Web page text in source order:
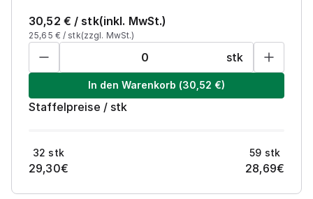
30,52 € / stk(inkl. MwSt.)
25,65 € /stk(zzgl. MwSt.)
stk
In den Warenkorb (30,52 €)
Staffelpreise / stk
32 stk
29,30€
59 stk
28,69€